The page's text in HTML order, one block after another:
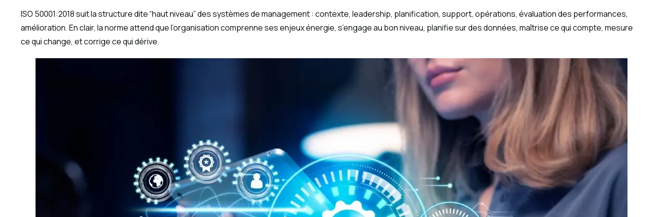
ISO 50001:2018 suit la structure dite “haut niveau” des systèmes de management : contexte, leadership, planification, support, opérations, évaluation des performances,
amélioration. En clair, la norme attend que l’organisation comprenne ses enjeux énergie, s’engage au bon niveau, planifie sur des données, maîtrise ce qui compte, mesure
ce qui change, et corrige ce qui dérive.